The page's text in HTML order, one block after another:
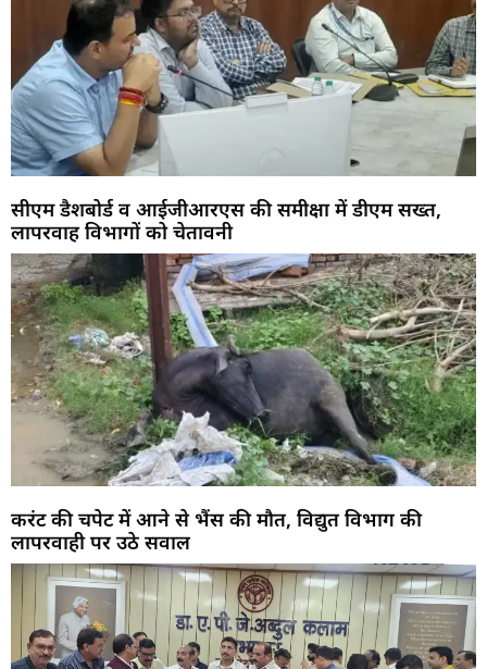
सीएम डैशबोर्ड व आईजीआरएस की समीक्षा में डीएम सख्त,
लापरवाह विभागों को चेतावनी
करंट की चपेट में आने से भैंस की मौत, विद्युत विभाग की
लापरवाही पर उठे सवाल